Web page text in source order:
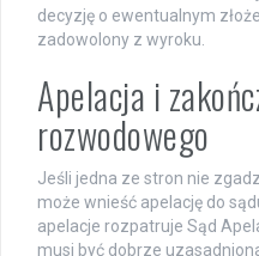
decyzję o ewentualnym
zadowolony z wyroku.
Apelacja i
rozwodowego
Jeśli jedna ze stron nie
może wnieść apelację do
apelacje rozpatruje Sąd
musi być dobrze